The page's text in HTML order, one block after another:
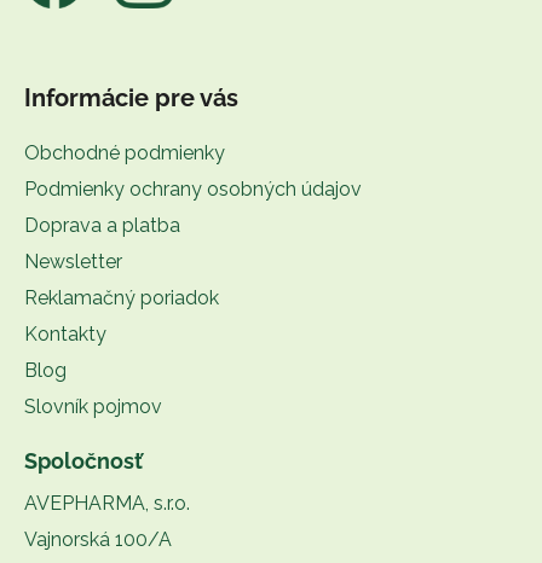
Informácie pre vás
Obchodné podmienky
Podmienky ochrany osobných údajov
Doprava a platba
Newsletter
Reklamačný poriadok
Kontakty
Blog
Slovník pojmov
Spoločnosť
AVEPHARMA, s.r.o.
Vajnorská 100/A